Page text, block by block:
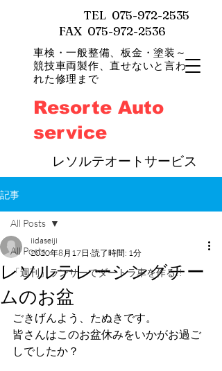
Resorte Auto
service
TEL 075-972-2535
FAX 075-972-2536
車検・一般整備、 板金・塗装～
競技車両製作、直せないと言わ
れた修理まで
レソルテオートサービス
記事
All Posts
「週刊」ランサーでダートラ車を作る!!
All Posts
レソルテレーシングチー
ムのお盆
iidaseiji
2020年8月17日 読了時間: 1分
ごきげんよう、たぬきです。
皆さんはこのお盆休みをいかがお過ご
しでしたか？